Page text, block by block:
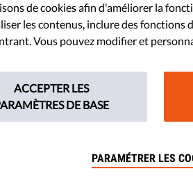
la haine
année d'attaques
de cookies afin d'améliorer la
les contenus, inclure des fonctions
Vous pouvez modifier et
ACCEPTER LES
DE BASE
PARAMÉTRER LES